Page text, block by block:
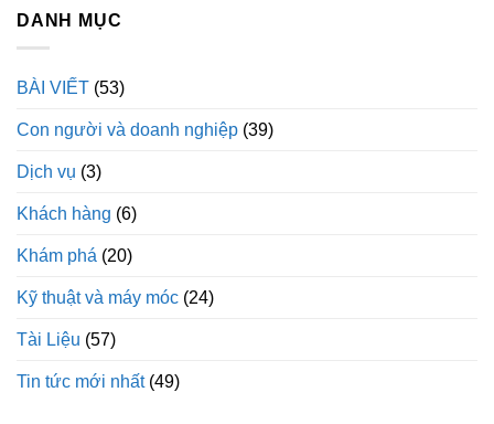
DANH MỤC
BÀI VIẾT (53)
Con người và doanh nghiệp (39)
Dịch vụ (3)
Khách hàng (6)
Khám phá (20)
Kỹ thuật và máy móc (24)
Tài Liệu (57)
Tin tức mới nhất(49)